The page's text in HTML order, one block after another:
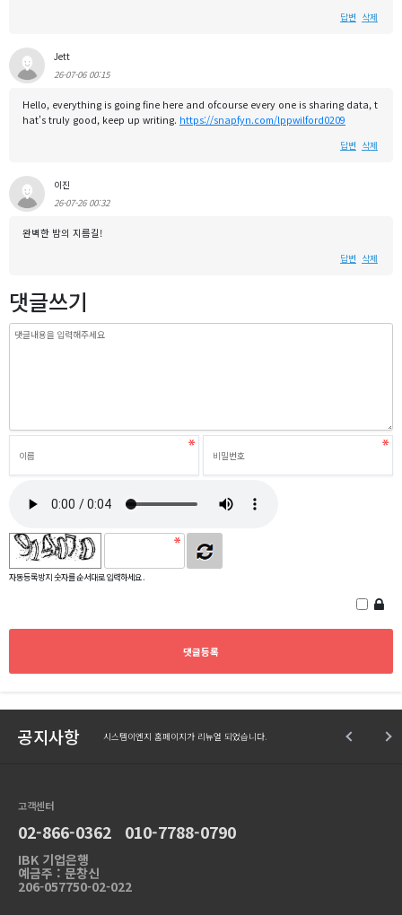
답변 삭제
Jett
26-07-06 00:15
Hello, everything is going fine here and ofcourse every one is sharing data, t
hat's truly good, keep up writing. https://snapfyn.com/lppwilford0209
답변 삭제
이진
26-07-26 00:32
완벽한 밤의 지름길!
답변 삭제
댓글쓰기
자동등록방지 숫자를 순서대로 입력하세요.
공지사항 시스템이엔지 홈페이지가 리뉴얼 되었습니다.
고객센터
02-866-0362 010-7788-0790
IBK 기업은행
예금주 : 문창신
206-057750-02-022